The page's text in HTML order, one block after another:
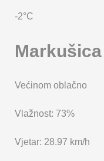
-2°C
Markušica
Većinom oblačno
Vlažnost: 73%
Vjetar: 28.97 km/h